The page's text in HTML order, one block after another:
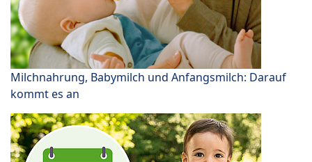
Milchnahrung, Babymilch und Anfangsmilch: Darauf
kommt es an